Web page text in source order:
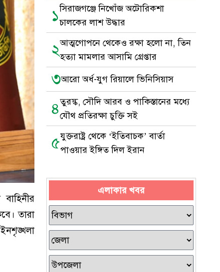
তারা
১সিরাজগঞ্জে নিখোঁজ অটোরিকশা
চালকের লাশ উদ্ধার
২আত্মগোপনে থেকেও রক্ষা হলো না, তিন
হত্যা মামলার আসামি গ্রেপ্তার
৩আরো অর্ধ-যুগ রিয়ালে ভিনিসিয়াস
৪তুরস্ক, সৌদি আরব ও পাকিস্তানের মধ্যে
যৌথ প্রতিরক্ষা চুক্তি সই
৫যুক্তরাষ্ট্র থেকে ‘ইতিবাচক’ বার্তা
পাওয়ার ইঙ্গিত দিল ইরান
এলাকার খবর